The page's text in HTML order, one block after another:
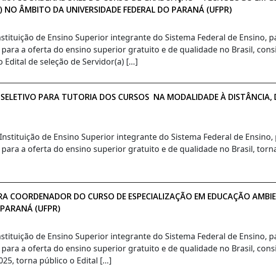
ÂMBITO DA UNIVERSIDADE FEDERAL DO PARANÁ (UFPR)
de Ensino Superior integrante do Sistema Federal de
a oferta do ensino superior gratuito e de qualidade no Brasil,
de seleção de Servidor(a) […]
PARA TUTORIA DOS CURSOS NA MODALIDADE À
Instituição de Ensino Superior integrante do Sistema Federal de
a oferta do ensino superior gratuito e de qualidade no Brasil,
COORDENADOR DO CURSO DE ESPECIALIZAÇÃO EM EDUCAÇÃO
(UFPR)
de Ensino Superior integrante do Sistema Federal de
a oferta do ensino superior gratuito e de qualidade no Brasil,
torna público o Edital […]